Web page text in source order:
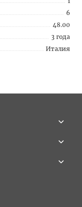
6
48.00
3 года
Италия